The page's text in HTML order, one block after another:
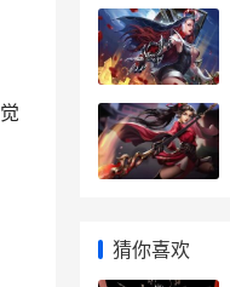
猜你喜欢